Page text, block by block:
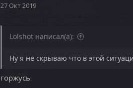
27 Окт 2019
Lolshot написал(а):
Ну я не скрываю что в этой
горжусь